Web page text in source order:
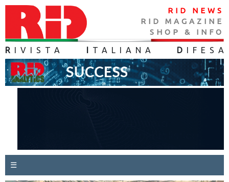
RID NEWS
RID MAGAZINE
SHOP & INFO
R IVISTA TALIANA D IFES A
☰